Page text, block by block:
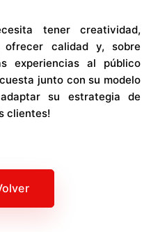
tener creatividad,
ofrecer calidad y, sobre
experiencias al público
junto con su modelo
su estrategia de
clientes!